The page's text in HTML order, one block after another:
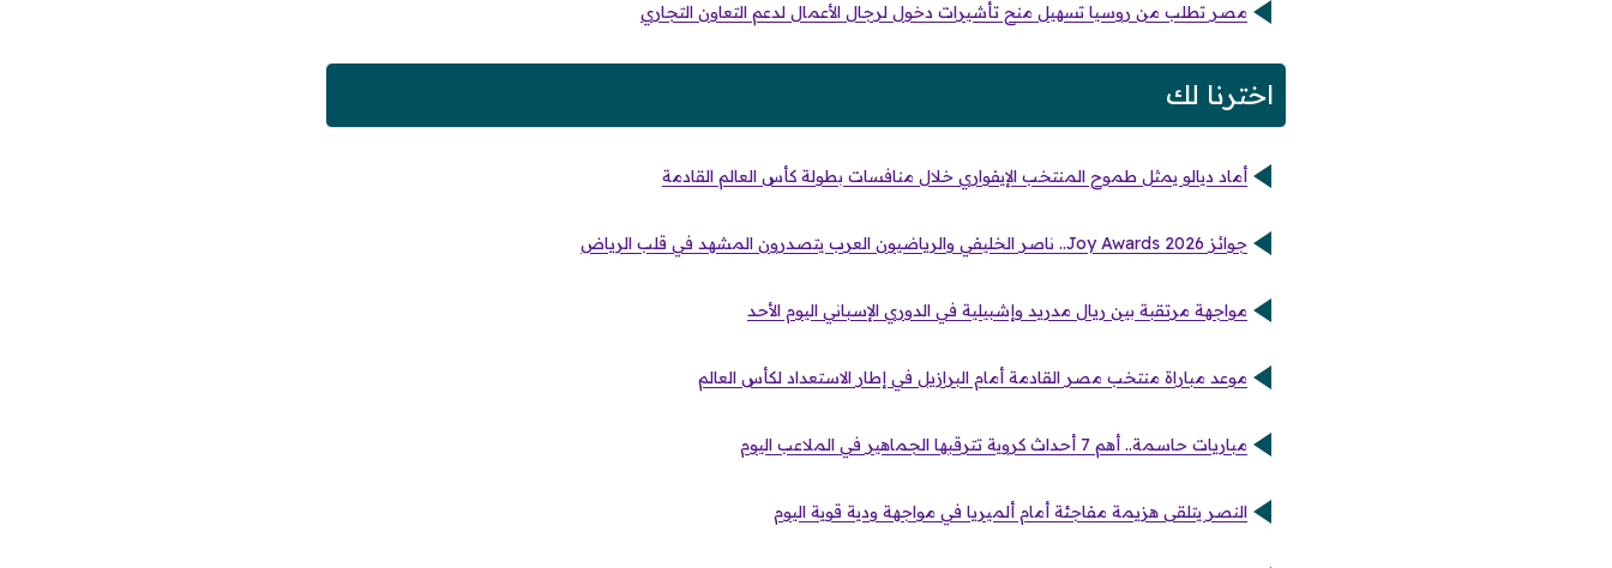
مصر تطلب من روسيا تسهيل منح تأشيرات دخول لرجال الأعمال لدعم التعاون التجاري
اخترنا لك
أماد ديالو يمثل طموح المنتخب الإيفواري خلال منافسات بطولة كأس العالم القادمة
جوائز Joy Awards 2026.. ناصر الخليفي والرياضيون العرب يتصدرون المشهد في قلب الرياض
مواجهة مرتقبة بين ريال مدريد وإشبيلية في الدوري الإسباني اليوم الأحد
موعد مباراة منتخب مصر القادمة أمام البرازيل في إطار الاستعداد لكأس العالم
مباريات حاسمة.. أهم 7 أحداث كروية تترقبها الجماهير في الملاعب اليوم
النصر يتلقى هزيمة مفاجئة أمام ألميريا في مواجهة ودية قوية اليوم